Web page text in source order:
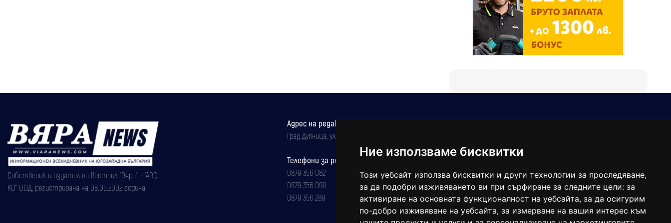
Ние използваме бисквитки
Този уебсайт използва бисквитки и други технологии за проследяване,
за да подобри изживяването ви при сърфиране за следните цели: за
активиране на основната функционалност на уебсайта, за да осигурим
по-добро изживяване на уебсайта, за измерване на вашия интерес към
Собственик и издател на вестник "Вяра" е "АВС
КО" ООД, регистрирана на 08.05.2002 година.
Адрес на редакцията
Град Дупница, ул.''Христо Ботев" 43
Телефони за реклама и абонаменти
0879 356 082
0879 356 098
0879 356 289
balgarkanews@gmail.com